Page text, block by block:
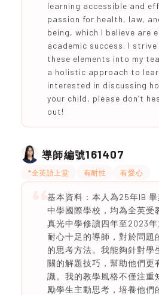
learning accessible and
passion for health, law,
being, which I believe are
academic success. I
these elements into my
a holistic approach to
interested in discussing
your child, please don’t
out!
導師編號161407
*全英語上堂 有耐性 有愛心
基本資料：本人為25年IB
中學國際學校，均為全英受
真光中學修讀四年至2023
耐心十足的導師，對於問題
的思考方法。我能夠針對學
關的解題技巧，幫助他們更
識。我的教學風格不僅注重
勵學生主動思考，培養他們